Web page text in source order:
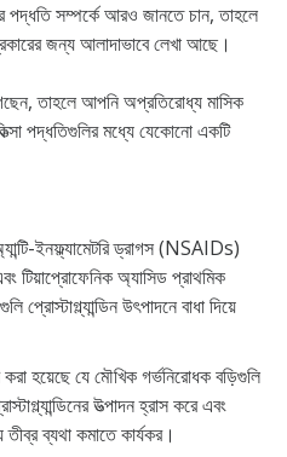
পদ্ধতি সম্পর্কে আরও জানতে চান, তাহলে
জন্য আলাদাভাবে লেখা আছে।
তাহলে আপনি অপ্রতিরোধ্য মাসিক
পদ্ধতিগুলির মধ্যে যেকোনো একটি
ইনফ্ল্যামেটরি ড্রাগস (NSAIDs)
অ্যাসিড প্রাথমিক
প্রোস্টাগ্ল্যান্ডিন উৎপাদনে বাধা দিয়ে
হয়েছে যে মৌখিক গর্ভনিরোধক বড়িগুলি
উত্পাদন হ্রাস করে এবং
ব্যথা কমাতে কার্যকর।